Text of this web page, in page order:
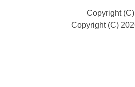
Copyright
Copyright (C)